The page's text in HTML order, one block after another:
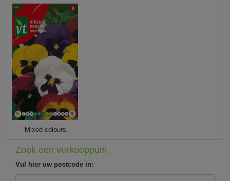
Mixed colours
Zoek een verkooppunt
Vul hier uw postcode in: